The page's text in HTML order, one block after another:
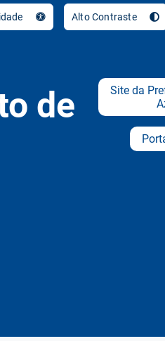
Alto Contraste
de
Site da